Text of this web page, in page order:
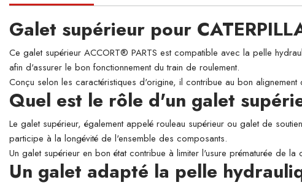
Galet supérieur pour
Ce galet supérieur ACCORT® PARTS est compatible avec la pelle
afin d'assurer le bon fonctionnement du train de roulement.
Conçu selon les caractéristiques d'origine, il contribue au bon
Quel est le rôle d'un galet
Le galet supérieur, également appelé rouleau supérieur ou galet de
participe à la longévité de l'ensemble des composants.
Un galet supérieur en bon état contribue à limiter l'usure prématurée de
Un galet adapté la pelle